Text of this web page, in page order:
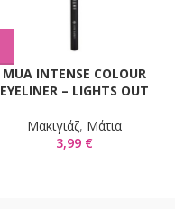
MUA INTENSE COLOUR
EYELINER – LIGHTS OUT
Mακιγιάζ, Μάτια
3,99 €